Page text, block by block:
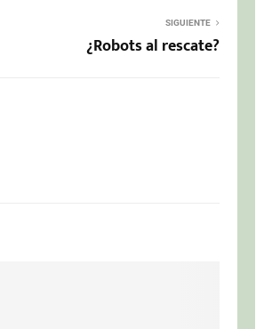
SIGUIENTE
¿Robots al rescate?